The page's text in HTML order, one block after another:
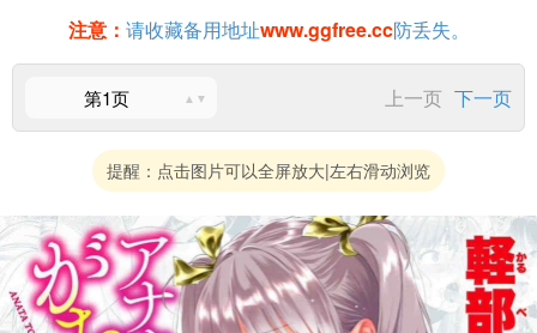
注意： 请收藏备用地址www.ggfree.cc防丢失。
第1页 上一页 下一页
提醒：点击图片可以全屏放大|左右滑动浏览